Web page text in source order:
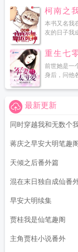
柯南之
本书又名我
友的日子我
重生七
前世她是一
身后，问他
最新更新
同时穿越我和无数个
蒋庆之早安大明笔趣
天倾之后番外篇
混在末日独自成仙番
早安大明续集
贾桂我是仙笔趣阁
主角贾桂小说番外